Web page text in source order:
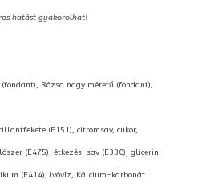
hatást gyakorolhat!
Rózsa nagy méretű (fondant),
(E151), citromsav, cukor,
(E475), étkezési sav (E330), glicerin
(E414), ivóvíz, Kálcium-karbonát